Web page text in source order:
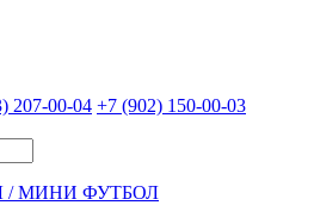
207-00-04 +7 (902) 150-00-03
/ МИНИ ФУТБОЛ